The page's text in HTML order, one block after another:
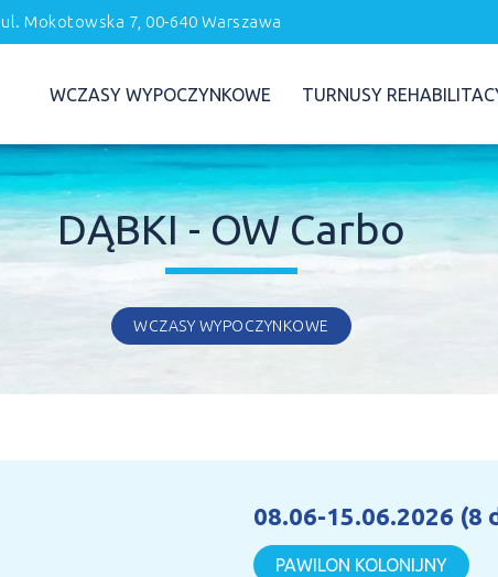
ul. Mokotowska 7, 00-640 Warszawa
WCZASY WYPOCZYNKOWE TURNUSY
DĄBKI - OW Carbo
WCZASY WYPOCZYNKOWE
08.06-15.06.2026 (8
PAWILON KOLONIJNY